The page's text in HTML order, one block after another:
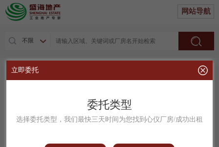
网站导航
不限
成效位置：江门市益胜浮法玻璃有限公司内厂房
立即委托
委托类型
选择委托类型，我们最快三天时间为您找到心仪厂房/成功出租